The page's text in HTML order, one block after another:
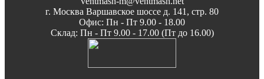
г. Москва Варшавское шоссе д. 141, стр. 80
Офис: Пн - Пт 9.00 - 18.00
Склад: Пн - Пт 9.00 - 17.00 (Пт до 16.00)